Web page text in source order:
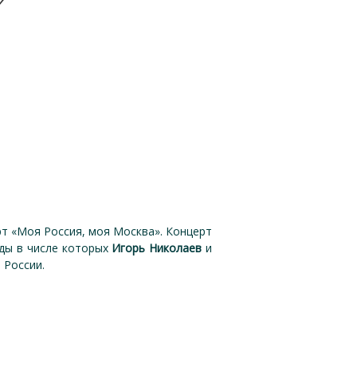
«Моя Россия, моя Москва». Концерт
в числе которых Игорь Николаев и